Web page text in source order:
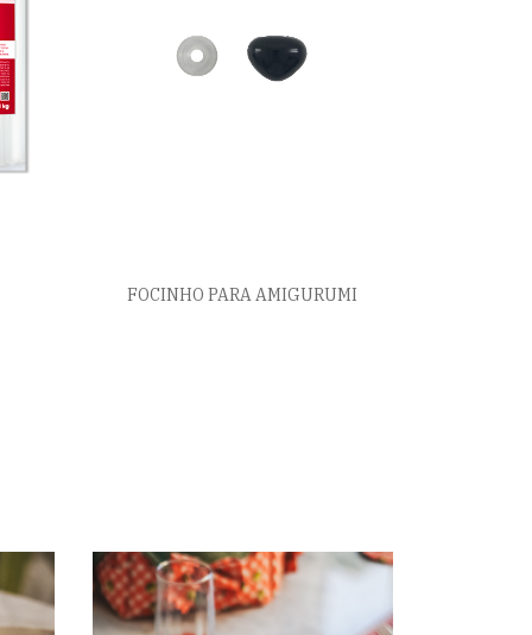
FOCINHO PARA AMIGURUMI